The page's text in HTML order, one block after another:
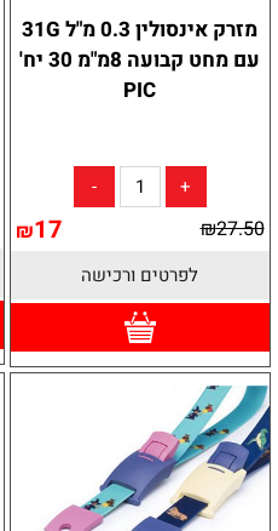
מזרק אינסולין 0.3 מ"ל 31G
עם מחט קבועה 8מ"מ 30 יח'
PIC
₪27.50
₪17
לפרטים ורכישה